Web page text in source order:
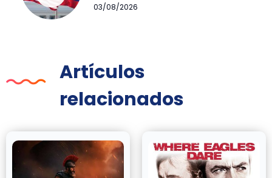
03/08/2026
Artículos
relacionados